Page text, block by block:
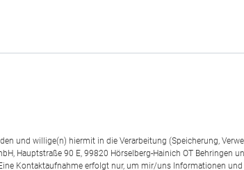
und willige(n) hiermit in die Verarbeitung (Speicherung,
Hauptstraße 90 E, 99820 Hörselberg-Hainich OT Behringen
Kontaktaufnahme erfolgt nur, um mir/uns Informationen